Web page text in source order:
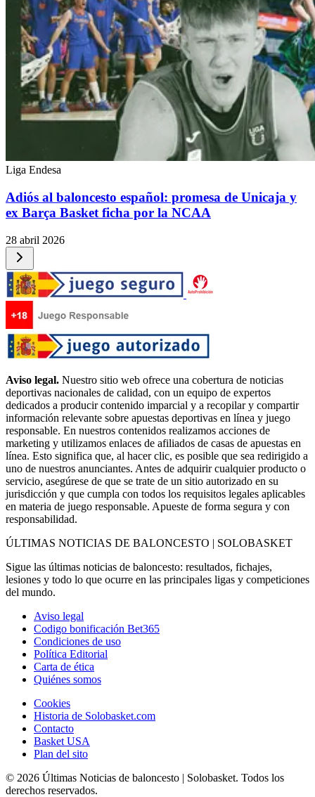
Liga Endesa
Adiós al baloncesto español: promesa de Unicaja y
ex Barça Basket ficha por la NCAA
28 abril 2026
Aviso legal. Nuestro sitio web ofrece una cobertura de noticias
deportivas nacionales de calidad, con un equipo de expertos
dedicados a producir contenido imparcial y a recopilar y compartir
información relevante sobre apuestas deportivas en línea y juego
responsable. En nuestros contenidos realizamos acciones de
marketing y utilizamos enlaces de afiliados de casas de apuestas en
línea. Esto significa que, al hacer clic, es posible que sea redirigido a
uno de nuestros anunciantes. Antes de adquirir cualquier producto o
servicio, asegúrese de que se trate de un sitio autorizado en su
jurisdicción y que cumpla con todos los requisitos legales aplicables
en materia de juego responsable. Apueste de forma segura y con
responsabilidad.
ÚLTIMAS NOTICIAS DE BALONCESTO | SOLOBASKET
Sigue las últimas noticias de baloncesto: resultados, fichajes,
lesiones y todo lo que ocurre en las principales ligas y competiciones
del mundo.
Aviso legal
Codigo bonificación Bet365
Condiciones de uso
Política Editorial
Carta de ética
Quiénes somos
Cookies
Historia de Solobasket.com
Contacto
Basket USA
Plan del sito
© 2026 Últimas Noticias de baloncesto | Solobasket. Todos los
derechos reservados.